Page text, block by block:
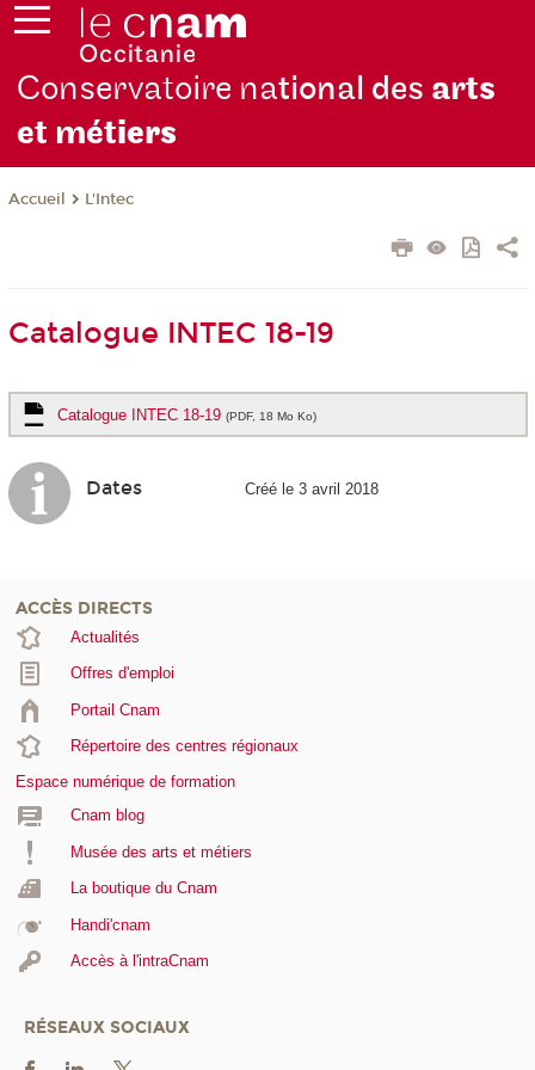
Conservatoire national des arts
et métiers
Accueil L'Intec
Catalogue INTEC 18-19
Catalogue INTEC 18-19 (PDF, 18 Mo Ko)
Dates Créé le 3 avril 2018
ACCÈS DIRECTS
Actualités
Offres d'emploi
Portail Cnam
Répertoire des centres régionaux
Espace numérique de formation
Cnam blog
Musée des arts et métiers
La boutique du Cnam
Handi'cnam
Accès à l'intraCnam
RÉSEAUX SOCIAUX